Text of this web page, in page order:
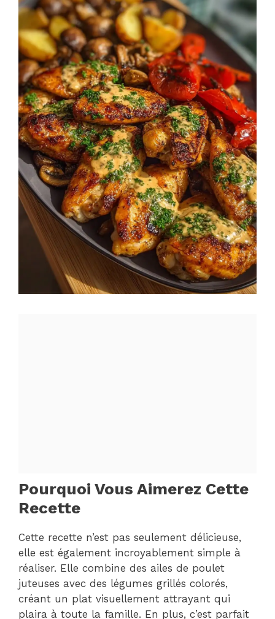
Pourquoi Vous Aimerez Cette
Recette
Cette recette n’est pas seulement délicieuse,
elle est également incroyablement simple à
réaliser. Elle combine des ailes de poulet
juteuses avec des légumes grillés colorés,
créant un plat visuellement attrayant qui
plaira à toute la famille. En plus, c’est parfait